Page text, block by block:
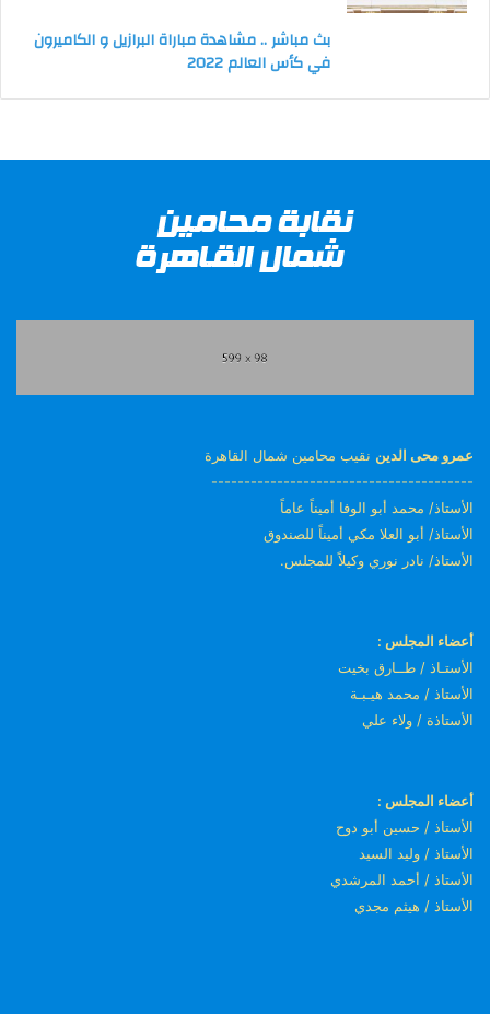
بث مباشر .. مشاهدة مباراة البرازيل و الكاميرون
في كأس العالم 2022
عمرو محى الدين نقيب محامين شمال القاهرة
----------------------------------------
الأستاذ/ محمد أبو الوفا أميناً عاماً
الأستاذ/ أبو العلا مكي أميناً للصندوق
الأستاذ/ نادر نوري وكيلاً للمجلس.
أعضاء المجلس :
الأستـاذ / طــارق بخيت
الأستاذ / محمد هيـبـة
الأستاذة / ولاء علي
أعضاء المجلس :
الأستاذ / حسين أبو دوح
الأستاذ / وليد السيد
الأستاذ / أحمد المرشدي
الأستاذ / هيثم مجدي